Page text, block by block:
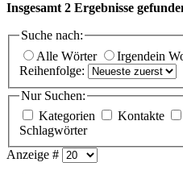
Insgesamt 2 Ergebnisse
Suche nach:
Alle Wörter
Irgendein
Reihenfolge:
Nur Suchen:
Kategorien
Kontakte
Schlagwörter
Anzeige #